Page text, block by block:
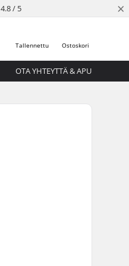
4.8 / 5 ×
Ostoskori
Tallennettu
OTA YHTEYTTÄ & APU